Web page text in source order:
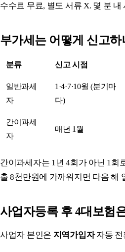
수수료 무료, 별도 서류 X. 몇 분 내
부가세는 어떻게 신고하
분류 신고 시점
일반과세
자
1·4·7·10월 (분기마
다)
간이과세
자
매년 1월
간이과세자는 1년 4회가 아닌 1회
출 8천만원에 가까워지면 다음 해
사업자등록 후 4대보험
사업자 본인은 지역가입자자동 전